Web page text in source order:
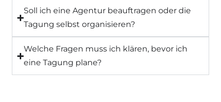
Soll ich eine Agentur beauftragen oder die
Tagung selbst organisieren?
Welche Fragen muss ich klären, bevor ich
eine Tagung plane?